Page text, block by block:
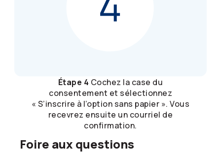
Étape 4 Cochez la case du
consentement et sélectionnez
« S’inscrire à l’option sans papier ». Vous
recevrez ensuite un courriel de
confirmation.
Foire aux questions